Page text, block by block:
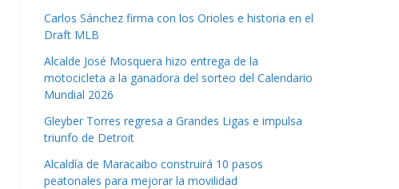
Carlos Sánchez firma con los Orioles e historia en el
Draft MLB
Alcalde José Mosquera hizo entrega de la
motocicleta a la ganadora del sorteo del Calendario
Mundial 2026
Gleyber Torres regresa a Grandes Ligas e impulsa
triunfo de Detroit
Alcaldía de Maracaibo construirá 10 pasos
peatonales para mejorar la movilidad